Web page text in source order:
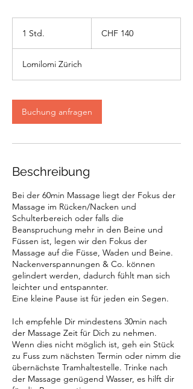
1 Std.
d
Franken
CHF 140
Lomilomi Zürich
Buchung anfragen
Beschreibung
Bei der 60min Massage liegt der Fokus der
Massage im Rücken/Nacken und
Schulterbereich oder falls die
Beanspruchung mehr in den Beine und
Füssen ist, legen wir den Fokus der
Massage auf die Füsse, Waden und Beine.
Nackenverspannungen & Co. können
gelindert werden, dadurch fühlt man sich
leichter und entspannter.
Eine kleine Pause ist für jeden ein Segen.
Ich empfehle Dir mindestens 30min nach
der Massage Zeit für Dich zu nehmen.
Wenn dies nicht möglich ist, geh ein Stück
zu Fuss zum nächsten Termin oder nimm die
übernächste Tramhaltestelle. Trinke nach
der Massage genügend Wasser, es hilft dir